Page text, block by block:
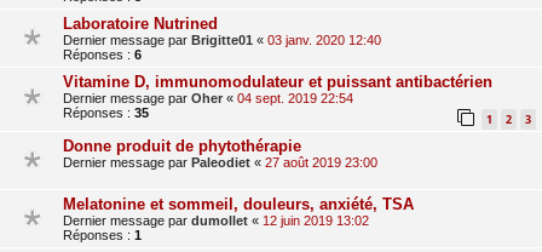
Laboratoire Nutrined
Dernier message par Brigitte01 « 03 janv. 2020 12:40
Réponses : 6
Vitamine D, immunomodulateur et puissant antibactérien
Dernier message par Oher « 04 sept. 2019 22:54
Réponses : 35 1 2 3
Donne produit de phytothérapie
Dernier message par Paleodiet « 27 août 2019 23:00
Melatonine et sommeil, douleurs, anxiété, TSA
Dernier message par dumollet « 12 juin 2019 13:02
Réponses : 1